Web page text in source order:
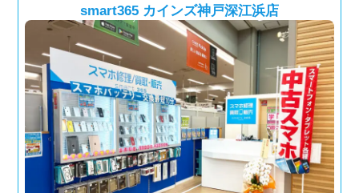
smart365 カインズ神戸深江浜店